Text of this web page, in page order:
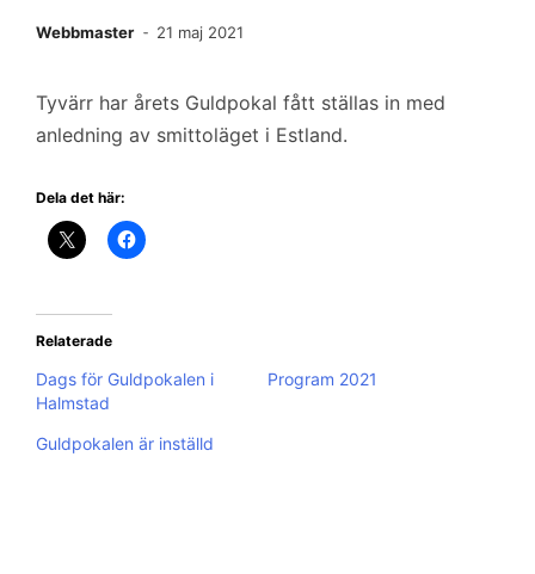
Webbmaster 21 maj 2021
Tyvärr har årets Guldpokal fått ställas in med
anledning av smittoläget i Estland.
Dela det här:
Relaterade
Dags för Guldpokalen i
Halmstad
Program 2021
Guldpokalen är inställd